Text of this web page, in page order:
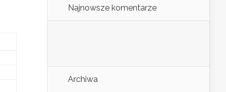
Najnowsze komentarze
Archiwa